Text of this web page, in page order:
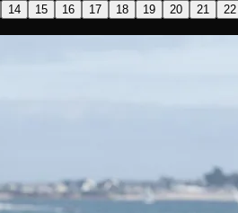
14 15 16 17 18 19 20 21 22